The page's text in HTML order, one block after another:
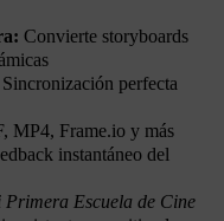
Convierte storyboards
Sincronización perfecta
MP4, Frame.io y más
instantáneo del
Primera Escuela de Cine